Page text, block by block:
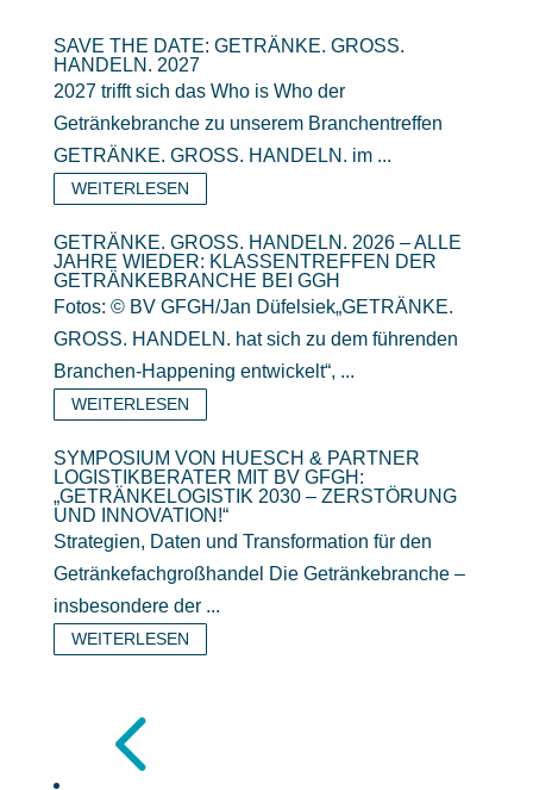
SAVE THE DATE: GETRÄNKE. GROSS.
HANDELN. 2027
2027 trifft sich das Who is Who der
Getränkebranche zu unserem Branchentreffen
GETRÄNKE. GROSS. HANDELN. im ...
WEITERLESEN
GETRÄNKE. GROSS. HANDELN. 2026 – ALLE
JAHRE WIEDER: KLASSENTREFFEN DER
GETRÄNKEBRANCHE BEI GGH
Fotos: © BV GFGH/Jan Düfelsiek„GETRÄNKE.
GROSS. HANDELN. hat sich zu dem führenden
Branchen-Happening entwickelt“, ...
WEITERLESEN
SYMPOSIUM VON HUESCH & PARTNER
LOGISTIKBERATER MIT BV GFGH:
„GETRÄNKELOGISTIK 2030 – ZERSTÖRUNG
UND INNOVATION!“
Strategien, Daten und Transformation für den
Getränkefachgroßhandel Die Getränkebranche –
insbesondere der ...
WEITERLESEN
4